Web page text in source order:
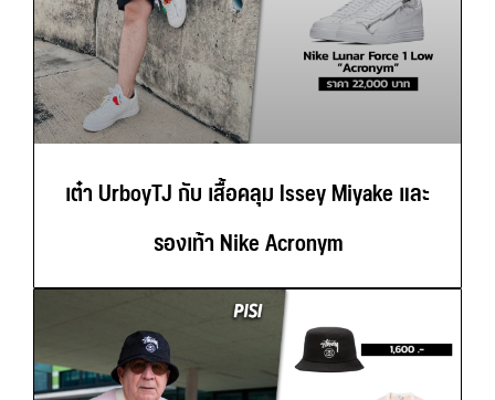
เต๋า UrboyTJ กับ เสื้อคลุม Issey Miyake และ
รองเท้า Nike Acronym